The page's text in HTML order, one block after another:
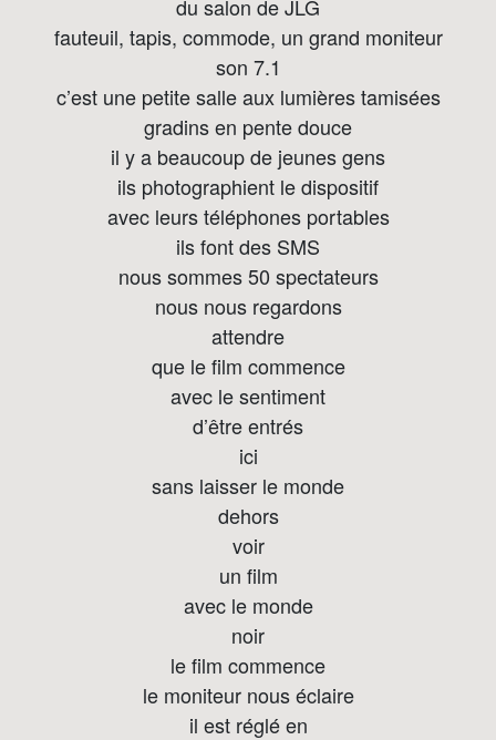
du salon de JLG
fauteuil, tapis, commode, un grand moniteur
son 7.1
c’est une petite salle aux lumières tamisées
gradins en pente douce
il y a beaucoup de jeunes gens
ils photographient le dispositif
avec leurs téléphones portables
ils font des SMS
nous sommes 50 spectateurs
nous nous regardons
attendre
que le film commence
avec le sentiment
d’être entrés
ici
sans laisser le monde
dehors
voir
un film
avec le monde
noir
le film commence
le moniteur nous éclaire
il est réglé en